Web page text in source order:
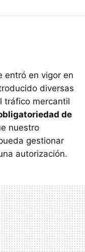
entró en vigor en
diversas
tráfico mercantil
de
nuestro
gestionar
autorización.